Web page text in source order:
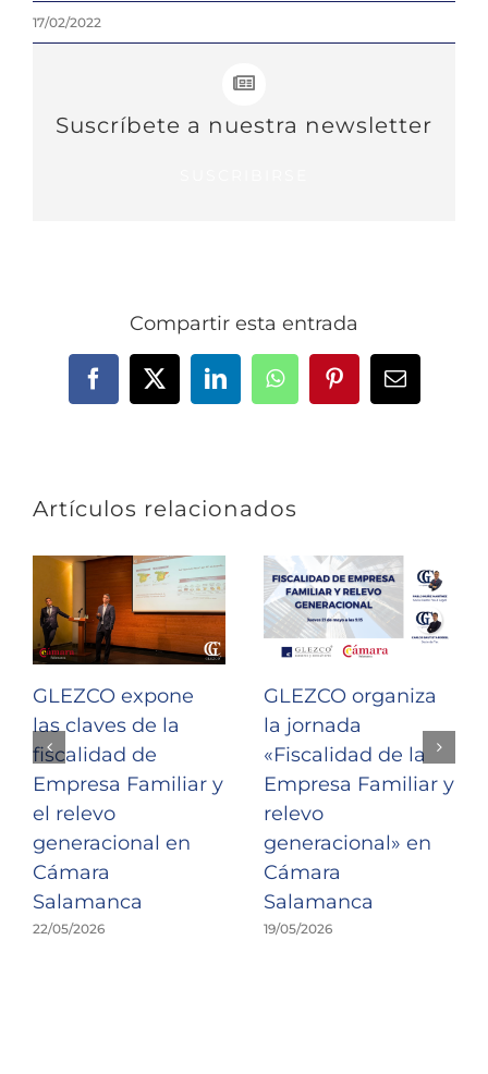
17/02/2022
Suscríbete a nuestra newsletter
Compartir esta entrada
Facebook
X LinkedInWhatsAppPinterestCorreo
Artículos relacionados
GLEZCO expone
las claves de la
fiscalidad de
Empresa Familiar y
el relevo
generacional en
Cámara
Salamanca
22/05/2026
GLEZCO organiza
la jornada
«Fiscalidad de la
Empresa Familiar y
relevo
generacional» en
Cámara
Salamanca
19/05/2026